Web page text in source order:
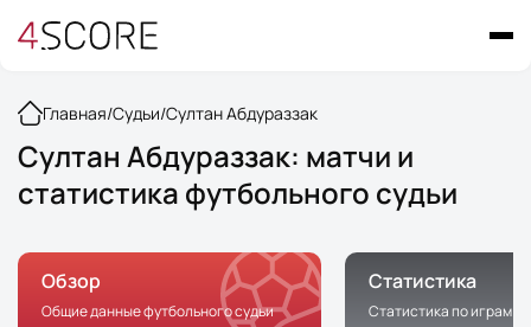
Главная/Судьи/Султан Абдураззак
Султан Абдураззак: матчи и
статистика футбольного судьи
Обзор
Общие данные футбольного судьи
Статистика
Статистика по играм с